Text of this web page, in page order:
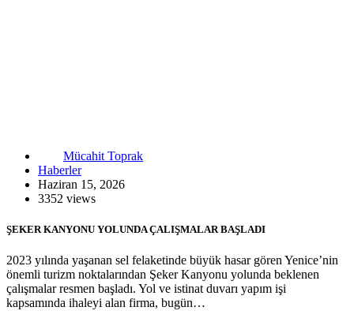
Mücahit Toprak
Haberler
Haziran 15, 2026
3352 views
ŞEKER KANYONU YOLUNDA ÇALIŞMALAR BAŞLADI
2023 yılında yaşanan sel felaketinde büyük hasar gören Yenice’nin
önemli turizm noktalarından Şeker Kanyonu yolunda beklenen
çalışmalar resmen başladı. Yol ve istinat duvarı yapım işi
kapsamında ihaleyi alan firma, bugün…